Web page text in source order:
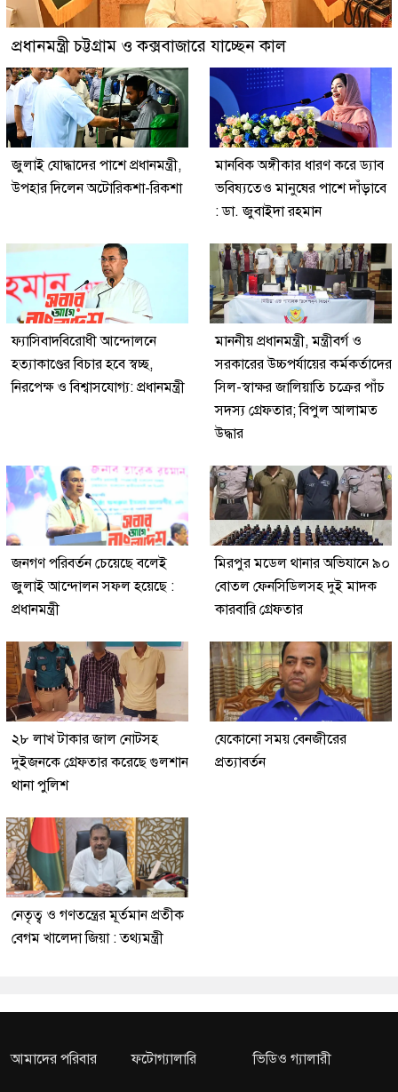
প্রধানমন্ত্রী চট্টগ্রাম ও কক্সবাজারে যাচ্ছেন কাল
জুলাই যোদ্ধাদের পাশে প্রধানমন্ত্রী,
উপহার দিলেন অটোরিকশা-রিকশা
মানবিক অঙ্গীকার ধারণ করে ড্যাব
ভবিষ্যতেও মানুষের পাশে দাঁড়াবে
: ডা. জুবাইদা রহমান
ফ্যাসিবাদবিরোধী আন্দোলনে
হত্যাকাণ্ডের বিচার হবে স্বচ্ছ,
নিরপেক্ষ ও বিশ্বাসযোগ্য: প্রধানমন্ত্রী
মাননীয় প্রধানমন্ত্রী, মন্ত্রীবর্গ ও
সরকারের উচ্চপর্যায়ের কর্মকর্তাদের
সিল-স্বাক্ষর জালিয়াতি চক্রের পাঁচ
সদস্য গ্রেফতার; বিপুল আলামত
উদ্ধার
জনগণ পরিবর্তন চেয়েছে বলেই
জুলাই আন্দোলন সফল হয়েছে :
প্রধানমন্ত্রী
মিরপুর মডেল থানার অভিযানে ৯০
বোতল ফেনসিডিলসহ দুই মাদক
কারবারি গ্রেফতার
২৮ লাখ টাকার জাল নোটসহ
দুইজনকে গ্রেফতার করেছে গুলশান
থানা পুলিশ
যেকোনো সময় বেনজীরের
প্রত্যাবর্তন
নেতৃত্ব ও গণতন্ত্রের মূর্তমান প্রতীক
বেগম খালেদা জিয়া : তথ্যমন্ত্রী
আমাদের পরিবার ফটোগ্যালারি ভিডিও গ্যালারী